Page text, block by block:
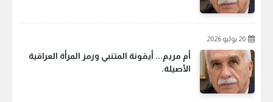
20 يوليو 2026
أم مريم... أيقونة المتنبي ورمز المرأة العراقية
الأصيلة.